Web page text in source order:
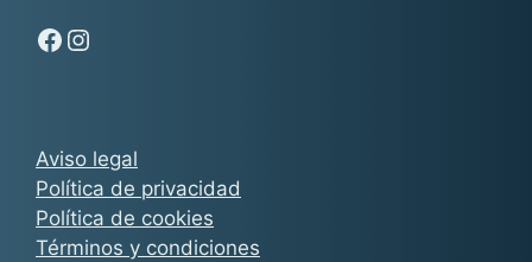
Aviso legal
Política de privacidad
Política de cookies
Términos y condiciones
Síguenos en Facebook - Chachocarp
Síguenos en Instagram - Chachocarp